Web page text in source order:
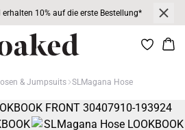
10% auf die erste Bestellung*
& Jumpsuits SLMagana Hose